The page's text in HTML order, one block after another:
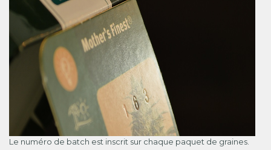
Le numéro de batch est inscrit sur chaque paquet de graines.